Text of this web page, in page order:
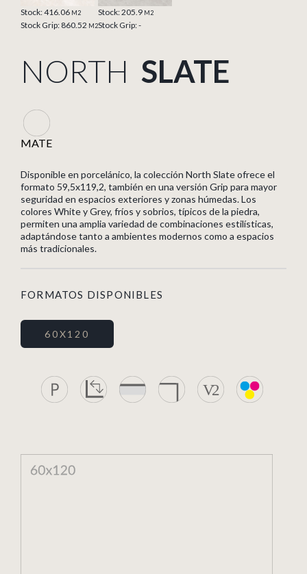
Stock: 416.06 M2
Stock Grip: 860.52 M2
Stock: 205.9 M2
Stock Grip: -
NORTH SLATE
MATE
Disponible en porcelánico, la colección North Slate ofrece el
formato 59,5x119,2, también en una versión Grip para mayor
seguridad en espacios exteriores y zonas húmedas. Los
colores White y Grey, fríos y sobrios, típicos de la piedra,
permiten una amplia variedad de combinaciones estilísticas,
adaptándose tanto a ambientes modernos como a espacios
más tradicionales.
FORMATOS DISPONIBLES
60X120